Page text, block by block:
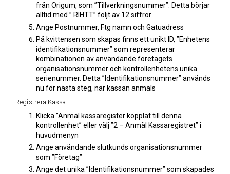
från Origum, som ”Tillverkningsnummer”. Detta börjar
alltid med ” RIHTT” följt av 12 siffror
Ange Postnummer, Ftg namn och Gatuadress
På kvittensen som skapas finns ett unikt ID, ”Enhetens
identifikationsnummer” som representerar
kombinationen av användande företagets
organisationsnummer och kontrollenhetens unika
serienummer. Detta ”Identifikationsnummer” används
nu för nästa steg, när kassan anmäls
Registrera Kassa
Klicka ”Anmäl kassaregister kopplat till denna
kontrollenhet” eller välj ”2 – Anmäl Kassaregistret” i
huvudmenyn
Ange användande slutkunds organisationsnummer
som ”Företag”
Ange det unika ”Identifikationsnummer” som skapades